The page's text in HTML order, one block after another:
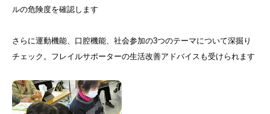
ルの危険度を確認します
さらに運動機能、口腔機能、社会参加の3つのテーマについて深掘り
チェック。フレイルサポーターの生活改善アドバイスも受けられます